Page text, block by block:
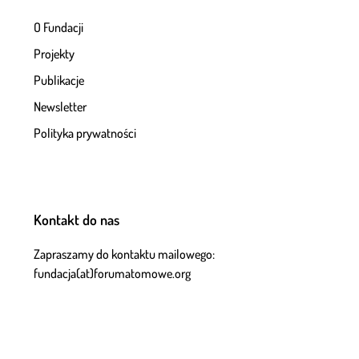
O Fundacji
Projekty
Publikacje
Newsletter
Polityka prywatności
Kontakt do nas
Zapraszamy do kontaktu mailowego:
fundacja(at)forumatomowe.org